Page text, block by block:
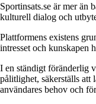
Sportinsats.se är mer än
kulturell dialog och
Plattformens existens
intresset och kunskapen
I en ständigt föränderlig
pålitlighet, säkerställs att
användares behov och